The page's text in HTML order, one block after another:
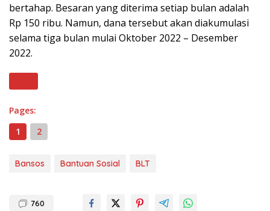
bertahap. Besaran yang diterima setiap bulan adalah
Rp 150 ribu. Namun, dana tersebut akan diakumulasi
selama tiga bulan mulai Oktober 2022 – Desember
2022.
Pages:
1
2
Bansos Bantuan Sosial BLT
760